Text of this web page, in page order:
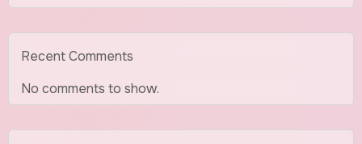
Recent Comments
No comments to show.